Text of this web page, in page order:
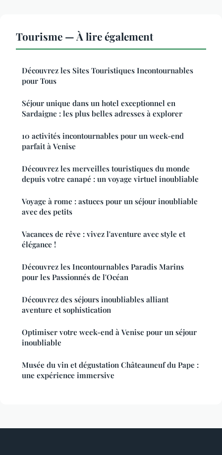
Tourisme — À lire également
Découvrez les Sites Touristiques Incontournables
pour Tous
Séjour unique dans un hotel exceptionnel en
Sardaigne : les plus belles adresses à explorer
10 activités incontournables pour un week-end
parfait à Venise
Découvrez les merveilles touristiques du monde
depuis votre canapé : un voyage virtuel inoubliable
Voyage à rome : astuces pour un séjour inoubliable
avec des petits
Vacances de rêve : vivez l'aventure avec style et
élégance !
Découvrez les Incontournables Paradis Marins
pour les Passionnés de l'Océan
Découvrez des séjours inoubliables alliant
aventure et sophistication
Optimiser votre week-end à Venise pour un séjour
inoubliable
Musée du vin et dégustation Châteauneuf du Pape :
une expérience immersive